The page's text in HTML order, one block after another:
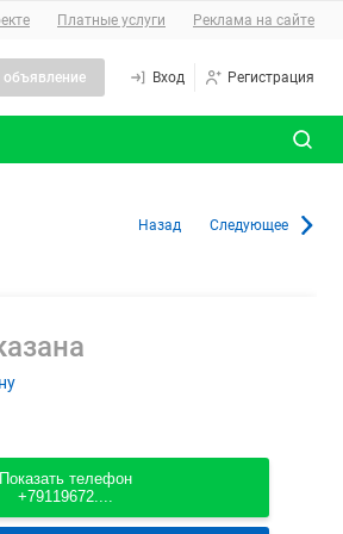
Платные услуги Реклама на сайте
Вход Регистрация
Назад Следующее
Показать телефон
+79119672....